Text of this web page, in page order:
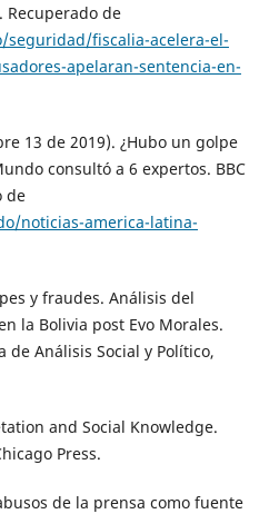
Recuperado de
fiscalia-acelera-el-
apelaran-sentencia-en-
13 de 2019). ¿Hubo un golpe
consultó a 6 expertos. BBC
de
noticias-america-latina-
y fraudes. Análisis del
la Bolivia post Evo Morales.
de Análisis Social y Político,
and Social Knowledge.
Press.
de la prensa como fuente